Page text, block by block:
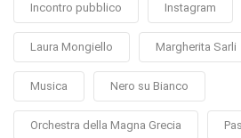
Incontro pubblico Instagram
Laura Mongiello Margherita Sarli
Musica Nero su Bianco
Orchestra della Magna Grecia